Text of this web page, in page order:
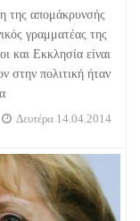
της απομάκρυνσής
γραμματέας της
και Εκκλησία είναι
στην πολιτική ήταν
Δευτέρα 14.04.2014